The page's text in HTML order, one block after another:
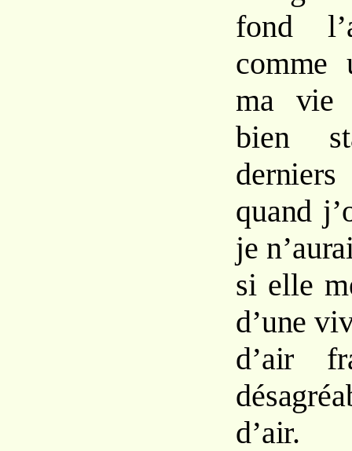
fond
comme
ma vie
bien
quand
je
si elle
d’une
d’air
d’air.